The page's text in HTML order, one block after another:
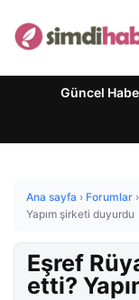
Güncel
Ana sayfa › Forumlar ›
Yapım şirketi duyurdu
Eşref
etti?